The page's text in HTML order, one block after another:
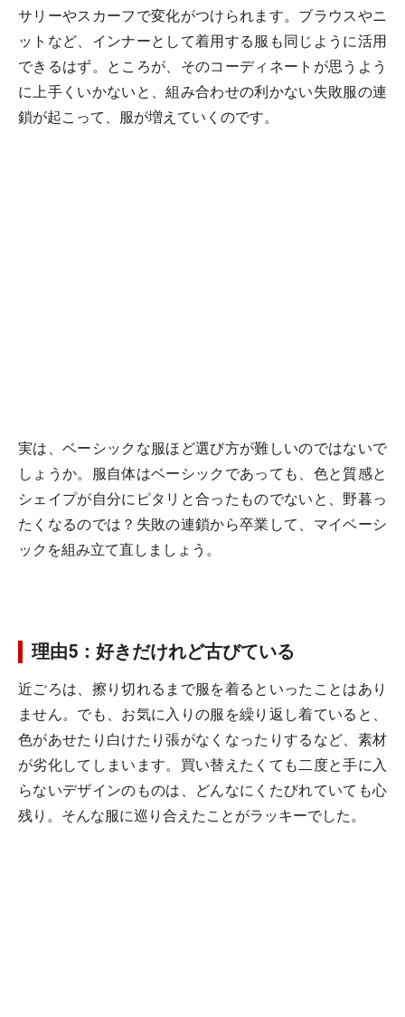
サリーやスカーフで変化がつけられます。ブラウスやニ
ットなど、インナーとして着用する服も同じように活用
できるはず。ところが、そのコーディネートが思うよう
に上手くいかないと、組み合わせの利かない失敗服の連
鎖が起こって、服が増えていくのです。
実は、ベーシックな服ほど選び方が難しいのではないで
しょうか。服自体はベーシックであっても、色と質感と
シェイプが自分にピタリと合ったものでないと、野暮っ
たくなるのでは？失敗の連鎖から卒業して、マイベーシ
ックを組み立て直しましょう。
理由5：好きだけれど古びている
近ごろは、擦り切れるまで服を着るといったことはあり
ません。でも、お気に入りの服を繰り返し着ていると、
色があせたり白けたり張がなくなったりするなど、素材
が劣化してしまいます。買い替えたくても二度と手に入
らないデザインのものは、どんなにくたびれていても心
残り。そんな服に巡り合えたことがラッキーでした。